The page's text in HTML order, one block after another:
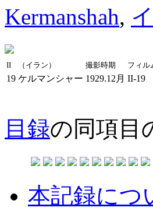
Kermanshah,
II （イラン） 撮影時期 フィル
19 ケルマンシャー 1929.12月 II-19
目録の同項目
本記録につ